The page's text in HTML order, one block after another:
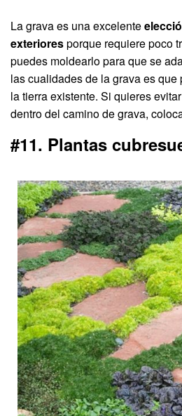
La grava es una excelente
exterioresporque requiere poco
puedes moldearlo para que se
las cualidades de la grava es
la tierra existente. Si quieres
dentro del camino de grava,
#11. Plantas